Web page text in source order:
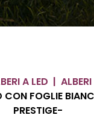
A LED
CON FOGLIE
PRESTIGE-